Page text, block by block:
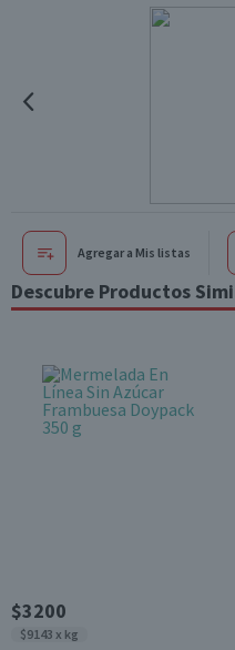
Agregar a Mis listas
Descubre Productos
$3200
$9143 x kg